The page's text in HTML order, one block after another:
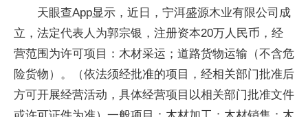
天眼查App显示，近日，宁洱盛源木业有限公司成
立，法定代表人为郭宗银，注册资本20万人民币，经
营范围为许可项目：木材采运；道路货物运输（不含危
险货物）。（依法须经批准的项目，经相关部门批准后
方可开展经营活动，具体经营项目以相关部门批准文件